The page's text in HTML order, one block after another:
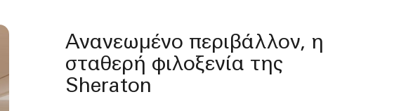
Ανανεωμένο περιβάλλον, η
σταθερή φιλοξενία της
Sheraton